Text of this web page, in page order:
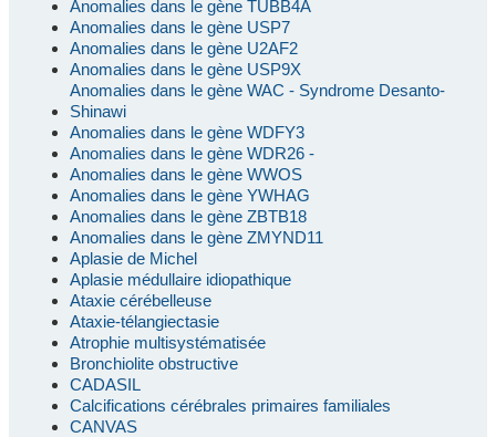
Anomalies dans le gène TUBB4A
Anomalies dans le gène USP7
Anomalies dans le gène U2AF2
Anomalies dans le gène USP9X
Anomalies dans le gène WAC - Syndrome Desanto-
Shinawi
Anomalies dans le gène WDFY3
Anomalies dans le gène WDR26 -
Anomalies dans le gène WWOS
Anomalies dans le gène YWHAG
Anomalies dans le gène ZBTB18
Anomalies dans le gène ZMYND11
Aplasie de Michel
Aplasie médullaire idiopathique
Ataxie cérébelleuse
Ataxie-télangiectasie
Atrophie multisystématisée
Bronchiolite obstructive
CADASIL
Calcifications cérébrales primaires familiales
CANVAS